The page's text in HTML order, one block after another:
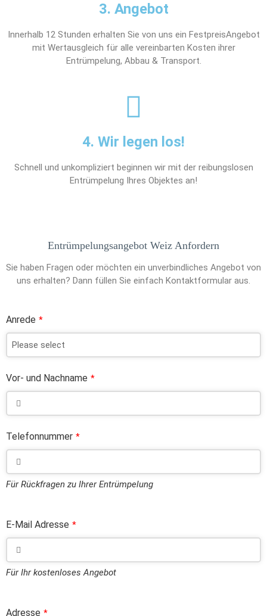
3. Angebot
Innerhalb 12 Stunden erhalten Sie von uns ein FestpreisAngebot
mit Wertausgleich für alle vereinbarten Kosten ihrer
Entrümpelung, Abbau & Transport.
4. Wir legen los!
Schnell und unkompliziert beginnen wir mit der reibungslosen
Entrümpelung Ihres Objektes an!
Entrümpelungsangebot Weiz Anfordern
Sie haben Fragen oder möchten ein unverbindliches Angebot von
uns erhalten? Dann füllen Sie einfach Kontaktformular aus.
Anrede *
Vor- und Nachname *
Telefonnummer *
Für Rückfragen zu Ihrer Entrümpelung
E-Mail Adresse *
Für Ihr kostenloses Angebot
Adresse *